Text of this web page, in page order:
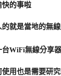
快的事啦
就是當地的無
WiFi無線分享
用也是需要研